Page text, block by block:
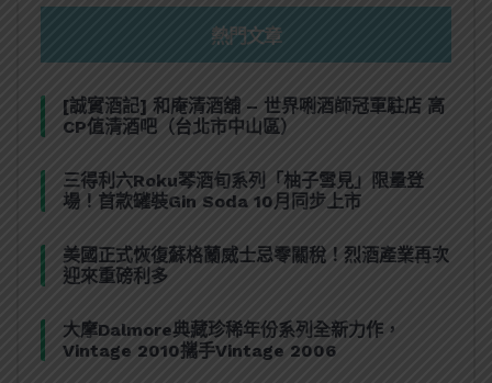
熱門文章
[誠實酒記] 和庵清酒舖 – 世界唎酒師冠軍駐店 高
CP值清酒吧（台北市中山區）
三得利六Roku琴酒旬系列「柚子雪見」限量登
場！首款罐裝Gin Soda 10月同步上市
美國正式恢復蘇格蘭威士忌零關稅！烈酒產業再次
迎來重磅利多
大摩Dalmore典藏珍稀年份系列全新力作，
Vintage 2010攜手Vintage 2006